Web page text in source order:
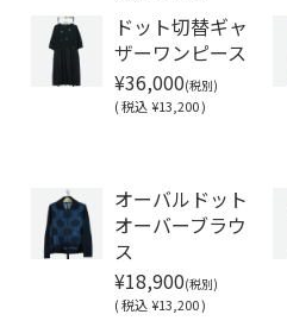
ドット切替ギャ
ザーワンピース
¥36,000(税別)
(税込¥13,200 )
オーバルドット
オーバーブラウ
ス
¥18,900(税別)
(税込¥13,200 )